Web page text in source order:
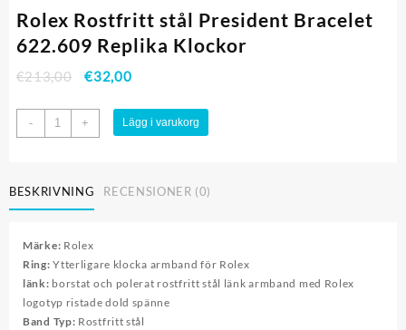
Rolex Rostfritt stål President Bracelet
622.609 Replika Klockor
€213,00 €32,00
-
Rolex
Rostfritt
Bracelet
622.609
Klockor
mängd
+ Lägg i varukorg
BESKRIVNING RECENSIONER (0)
Märke: Rolex
Ring: Ytterligare klocka armband för Rolex
länk: borstat och polerat rostfritt stål länk armband med Rolex
logotyp ristade dold spänne
Band Typ: Rostfritt stål